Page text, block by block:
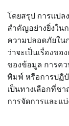
โดยสรุป การแปล
สำคัญอย่างยิ่งใน
ความปลอดภัยใน
ว่าจะเป็นเรื่องข
ของข้อมูล การค
พิมพ์ หรือการปฏิ
เป็นทางเลือกที่ช
การจัดการและแ